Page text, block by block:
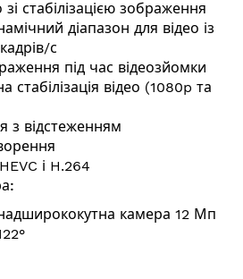
стабі­лі­за­цією зобра­ження
діапазон для відео із
с
під час відеозйомки
стабілізація відео (1080p та
з відстеженням
і H.264
камера 12 Мп